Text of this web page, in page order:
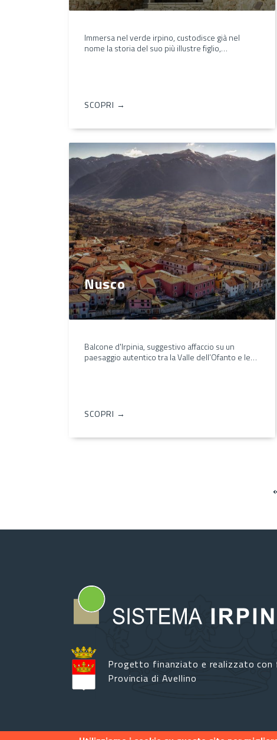
Immersa nel verde irpino, custodisce già nel
nome la storia del suo più illustre figlio,…
SCOPRI →
Nusco
Balcone d'Irpinia, suggestivo affaccio su un
paesaggio autentico tra la Valle dell’Ofanto e le…
SCOPRI →
Progetto finanziato e realizzato con
Provincia di Avellino